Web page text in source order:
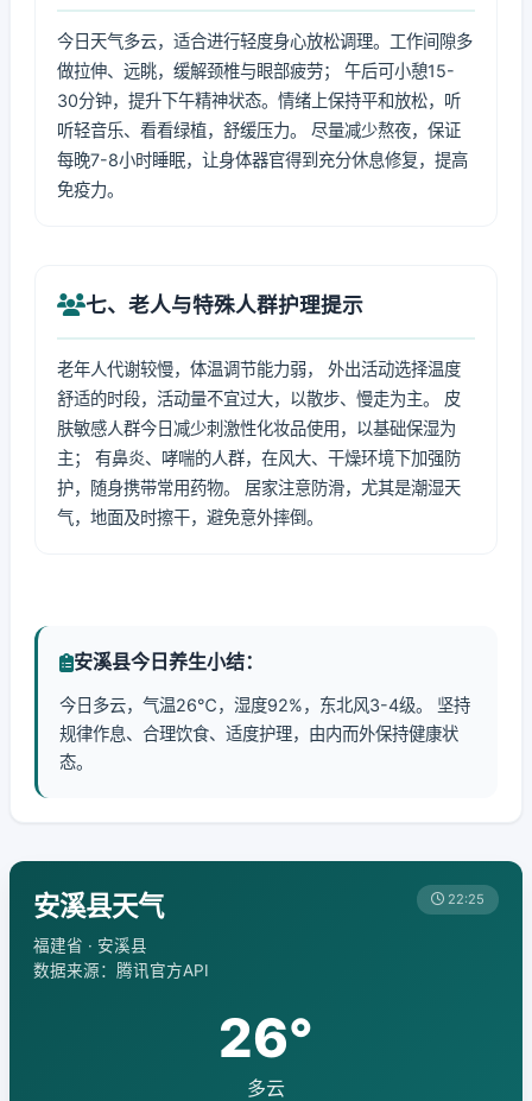
今日天气多云，适合进行轻度身心放松调理。工作间隙多
做拉伸、远眺，缓解颈椎与眼部疲劳； 午后可小憩15-
30分钟，提升下午精神状态。情绪上保持平和放松，听
听轻音乐、看看绿植，舒缓压力。 尽量减少熬夜，保证
每晚7-8小时睡眠，让身体器官得到充分休息修复，提高
免疫力。
七、老人与特殊人群护理提示
老年人代谢较慢，体温调节能力弱， 外出活动选择温度
舒适的时段，活动量不宜过大，以散步、慢走为主。 皮
肤敏感人群今日减少刺激性化妆品使用，以基础保湿为
主； 有鼻炎、哮喘的人群，在风大、干燥环境下加强防
护，随身携带常用药物。 居家注意防滑，尤其是潮湿天
气，地面及时擦干，避免意外摔倒。
安溪县今日养生小结：
今日多云，气温26℃，湿度92%，东北风3-4级。 坚持
规律作息、合理饮食、适度护理，由内而外保持健康状
态。
安溪县天气
福建省 · 安溪县
数据来源：腾讯官方API
22:25
26°
多云